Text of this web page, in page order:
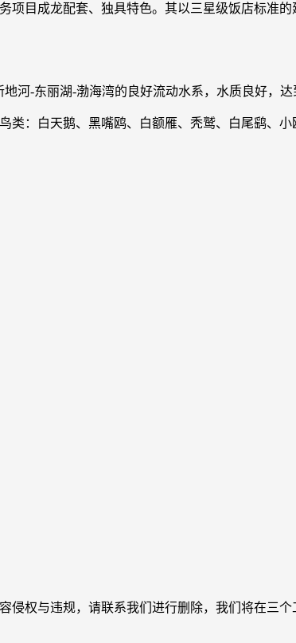
目成龙配套、独具特色。其以三星级饭店标准
河-东丽湖-渤海湾的良好流动水系，水质良好，
：白天鹅、黑嘴鸥、白额雁、秃鹫、白尾鹞、
权与违规，请联系我们进行删除，我们将在三